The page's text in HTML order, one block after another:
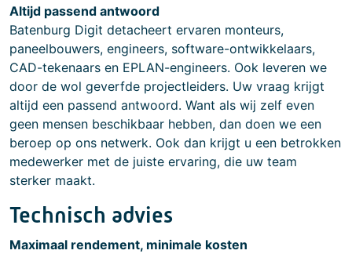
Altijd passend antwoord
Batenburg Digit detacheert ervaren monteurs,
paneelbouwers, engineers, software-ontwikkelaars,
CAD-tekenaars en EPLAN-engineers. Ook leveren we
door de wol geverfde projectleiders. Uw vraag krijgt
altijd een passend antwoord. Want als wij zelf even
geen mensen beschikbaar hebben, dan doen we een
beroep op ons netwerk. Ook dan krijgt u een betrokken
medewerker met de juiste ervaring, die uw team
sterker maakt.
Technisch advies
Maximaal rendement, minimale kosten